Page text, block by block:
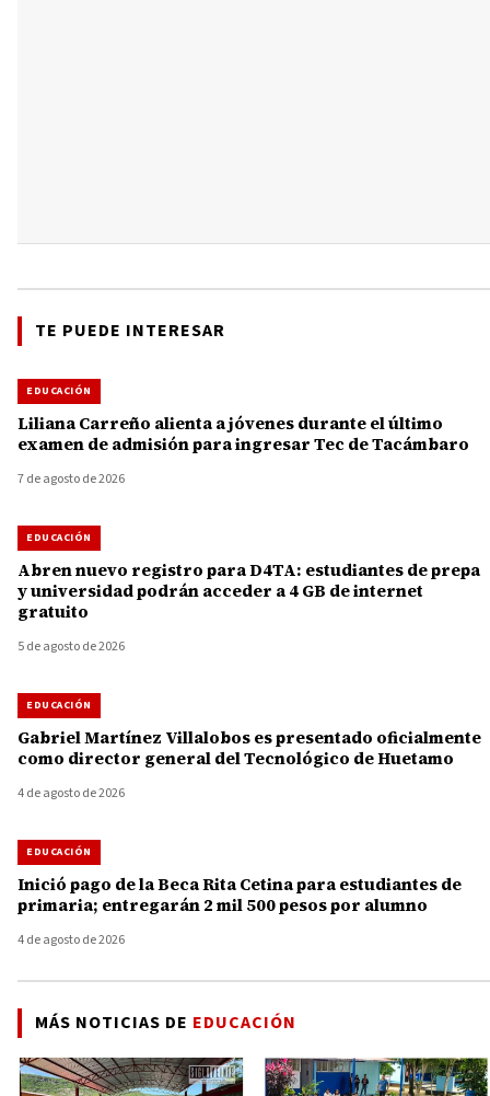
TE PUEDE INTERESAR
EDUCACIÓN
Liliana Carreño alienta a jóvenes durante el último
examen de admisión para ingresar Tec de Tacámbaro
7 de agosto de 2026
EDUCACIÓN
Abren nuevo registro para D4TA: estudiantes de prepa
y universidad podrán acceder a 4 GB de internet
gratuito
5 de agosto de 2026
EDUCACIÓN
Gabriel Martínez Villalobos es presentado oficialmente
como director general del Tecnológico de Huetamo
4 de agosto de 2026
EDUCACIÓN
Inició pago de la Beca Rita Cetina para estudiantes de
primaria; entregarán 2 mil 500 pesos por alumno
4 de agosto de 2026
MÁS NOTICIAS DE EDUCACIÓN